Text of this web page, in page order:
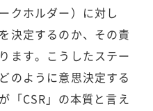
クホルダー）に対し
決定するのか、その責
ます。こうしたステー
のように意思決定する
「CSR」の本質と言え